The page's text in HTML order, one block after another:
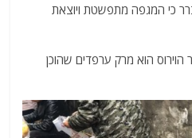
כי המגפה מתפשטת ויוצאת
הוא מרק ערפדים שהוכן